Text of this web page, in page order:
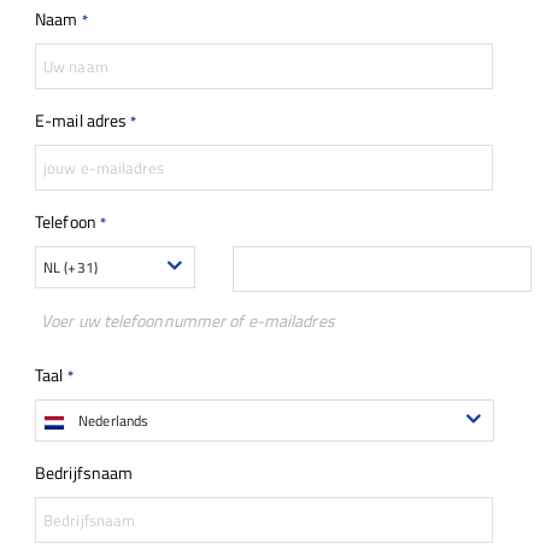
Naam *
E-mail adres*
Telefoon *
NL (+31)
Voer uw telefoonnummer of e-mailadres
Taal *
Nederlands
Bedrijfsnaam